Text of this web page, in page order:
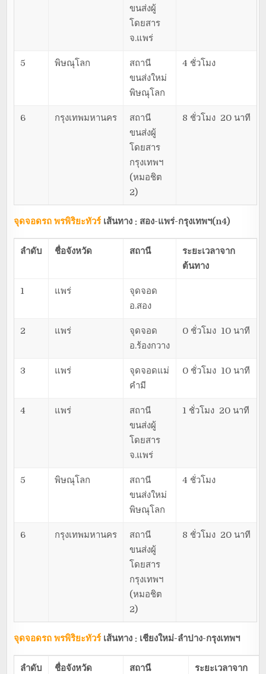
ขนส่งผู้
โดยสาร
จ.แพร่
5 พิษณุโลก
สถานี
ขนส่งใหม่
พิษณุโลก
4 ชั่วโมง
6 กรุงเทพมหานคร
สถานี
ขนส่งผู้
โดยสาร
กรุงเทพฯ
(หมอชิต
2)
8 ชั่วโมง 20 นาที
จุดจอดรถ พรพิริยะทัวร์เส้นทาง : สอง-แพร่-กรุงเทพฯ(n4)
ลำดับ ชื่อจังหวัด สถานี
ระยะเวลาจาก
ต้นทาง
1 แพร่
จุดจอด
อ.สอง
2 แพร่
จุดจอด
อ.ร้องกวาง
0 ชั่วโมง 10 นาที
3 แพร่
จุดจอดแม่
คำมี
0 ชั่วโมง 10 นาที
4 แพร่
สถานี
ขนส่งผู้
โดยสาร
จ.แพร่
1 ชั่วโมง 20 นาที
5 พิษณุโลก
สถานี
ขนส่งใหม่
พิษณุโลก
4 ชั่วโมง
6 กรุงเทพมหานคร
สถานี
ขนส่งผู้
โดยสาร
กรุงเทพฯ
(หมอชิต
2)
8 ชั่วโมง 20 นาที
จุดจอดรถ พรพิริยะทัวร์เส้นทาง : เชียงใหม่-ลำปาง-กรุงเทพฯ
ลำดับ ชื่อจังหวัด สถานี ระยะเวลาจาก